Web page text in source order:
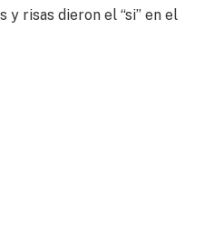
risas dieron el “si” en el